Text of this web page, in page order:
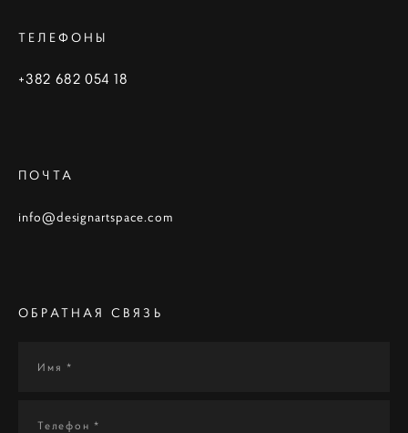
ТЕЛЕФОНЫ
+382 682 054 18
ПОЧТА
info@designartspace.com
ОБРАТНАЯ СВЯЗЬ
Имя *
Телефон *